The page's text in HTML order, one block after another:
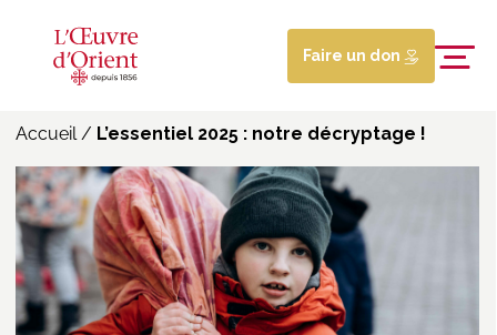
Faire un don
Accueil/ L’essentiel 2025 : notre décryptage !